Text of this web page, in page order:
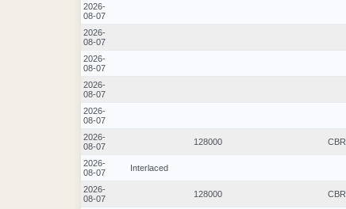
2026-
08-07
2026-
08-07
2026-
08-07
2026-
08-07
2026-
08-07
CBR
128000
2026-
08-07
Interlaced
2026-
08-07
CBR
128000
2026-
08-07